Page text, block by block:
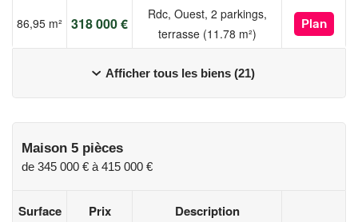
86,95 m² 318 000 €
Rdc, Ouest, 2 parkings,
terrasse (11.78 m²)
Plan
Afficher tous les biens (21)
Maison 5 pièces
de 345 000 € à 415 000 €
Surface Prix Description